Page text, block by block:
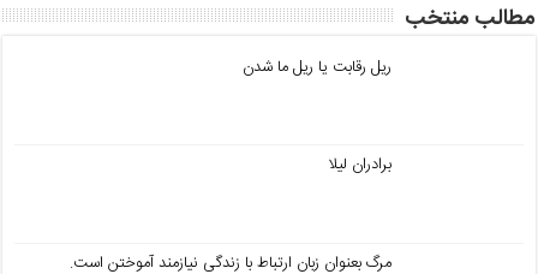
مطالب منتخب
ریل رقابت یا ریل ما شدن
برادران لیلا
مرگ بعنوان زبان ارتباط با زندگی نیازمند آموختن است.